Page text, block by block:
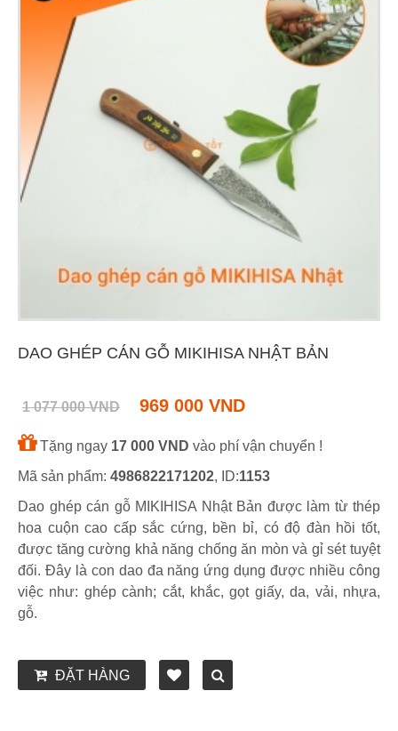
DAO GHÉP CÁN GỖ MIKIHISA NHẬT BẢN
1 077 000 VND 969 000 VND
Tặng ngay 17 000 VND vào phí vận chuyển !
Mã sản phẩm: 4986822171202, ID:1153
Dao ghép cán gỗ MIKIHISA Nhật Bản được làm từ thép
hoa cuộn cao cấp sắc cứng, bền bỉ, có độ đàn hồi tốt,
được tăng cường khả năng chống ăn mòn và gỉ sét tuyệt
đối. Đây là con dao đa năng ứng dụng được nhiều công
việc như: ghép cành; cắt, khắc, gọt giấy, da, vải, nhựa,
gỗ.
ĐẶT HÀNG